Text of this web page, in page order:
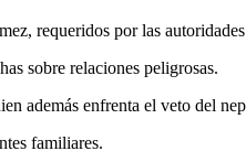
requeridos por las autoridades
sobre relaciones peligrosas.
además enfrenta el veto del
familiares.